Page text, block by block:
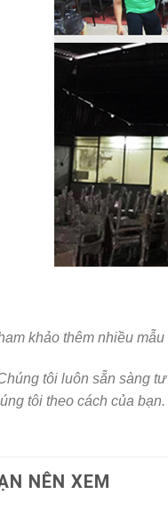
khảo thêm nhiều mẫu
tôi luôn sẵn sàng
tôi theo cách của bạn.
NÊN XEM